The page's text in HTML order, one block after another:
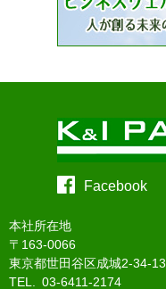
Facebook
本社所在地
〒163-0066
東京都世田谷区成城2-34-13
TEL. 03-6411-2174